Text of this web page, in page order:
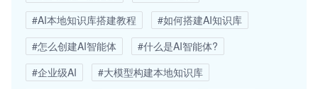
#AI本地知识库搭建教程
#如何搭建AI知识库
#怎么创建AI智能体
#什么是AI智能体?
#企业级AI
#大模型构建本地知识库